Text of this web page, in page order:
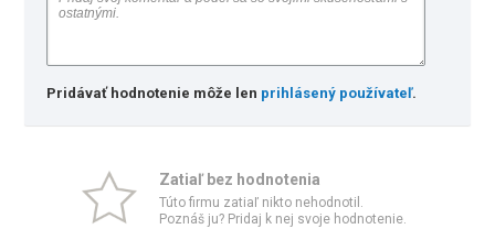
Pridávať hodnotenie môže len prihlásený používateľ.
Zatiaľ bez hodnotenia
Túto firmu zatiaľ nikto nehodnotil.
Poznáš ju? Pridaj k nej svoje hodnotenie.